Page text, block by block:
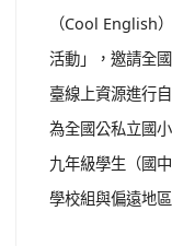
（Cool English
活動」，邀請全
臺線上資源進行
為全國公私立國
九年級學生（國
學校組與偏遠地